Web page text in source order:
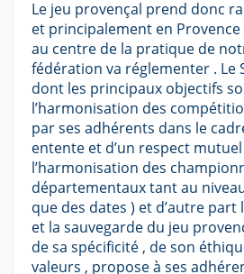
Le jeu provençal prend donc
et principalement en
au centre de la pratique de
fédération va réglementer . Le
dont les principaux objectifs
l’harmonisation des
par ses adhérents dans le
entente et d’un respect
l’harmonisation des
départementaux tant au
que des dates ) et d’autre
et la sauvegarde du jeu
de sa spécificité , de son
valeurs , propose à ses